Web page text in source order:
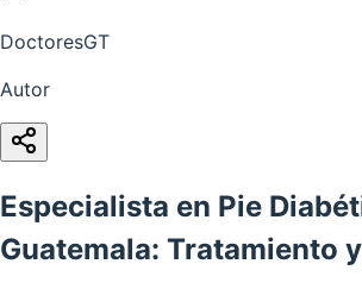
DoctoresGT
Autor
Especialista en Pie
Guatemala: Tratamiento